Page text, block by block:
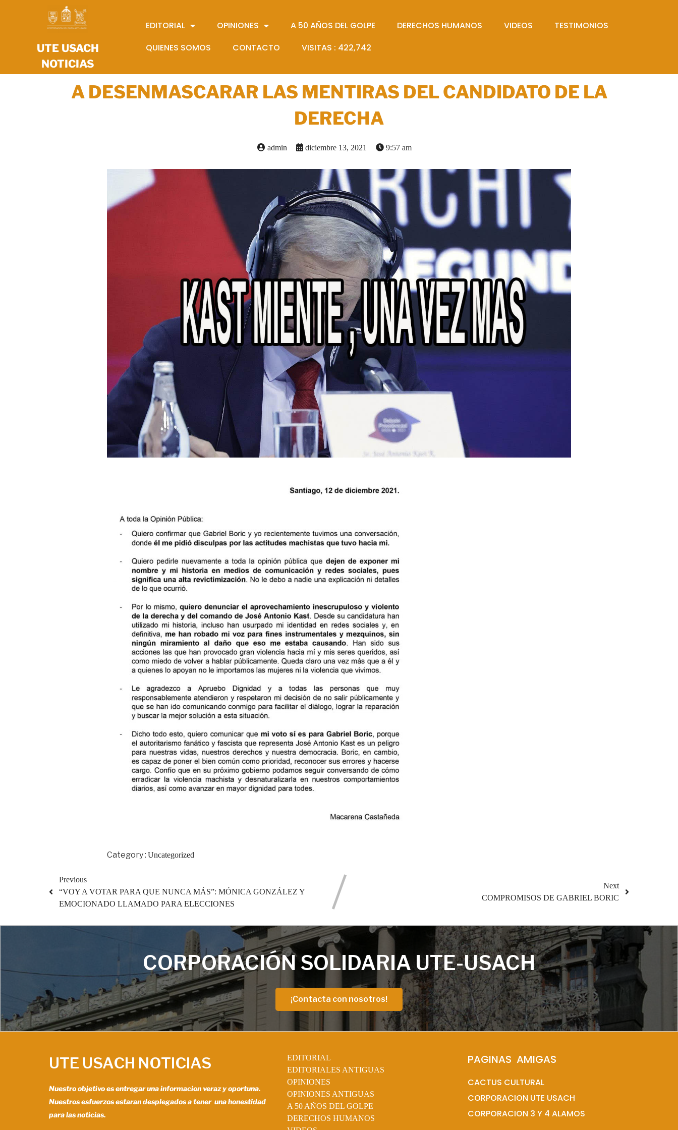
UTE USACH
NOTICIAS
EDITORIAL OPINIONES A 50 AÑOS DEL GOLPE DERECHOS HUMANOS VIDEOS
TESTIMONIOS
QUIENES SOMOS
CONTACTO VISITAS : 422,742
A DESENMASCARAR LAS MENTIRAS DEL CANDIDATO DE LA
DERECHA
admin diciembre 13, 2021 9:57 am
Category : Uncategorized
Previous
“VOY A VOTAR PARA QUE NUNCA MÁS”: MÓNICA GONZÁLEZ Y
EMOCIONADO LLAMADO PARA ELECCIONES
Next
COMPROMISOS DE GABRIEL BORIC
CORPORACIÓN SOLIDARIA UTE-USACH
¡Contacta con nosotros!
UTE USACH NOTICIAS
Nuestro objetivo es entregar una informacion veraz y oportuna.
Nuestros esfuerzos estaran desplegados a tener una honestidad
para las noticias.
EDITORIAL
EDITORIALES ANTIGUAS
OPINIONES
OPINIONES ANTIGUAS
A 50 AÑOS DEL GOLPE
DERECHOS HUMANOS
PAGINAS  AMIGAS
CACTUS CULTURAL
CORPORACION UTE USACH
CORPORACION 3 Y 4 ALAMOS